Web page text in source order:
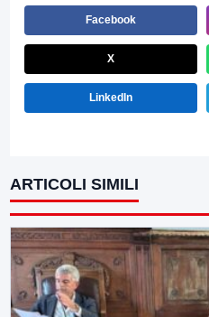
Facebook
X
LinkedIn
ARTICOLI SIMILI